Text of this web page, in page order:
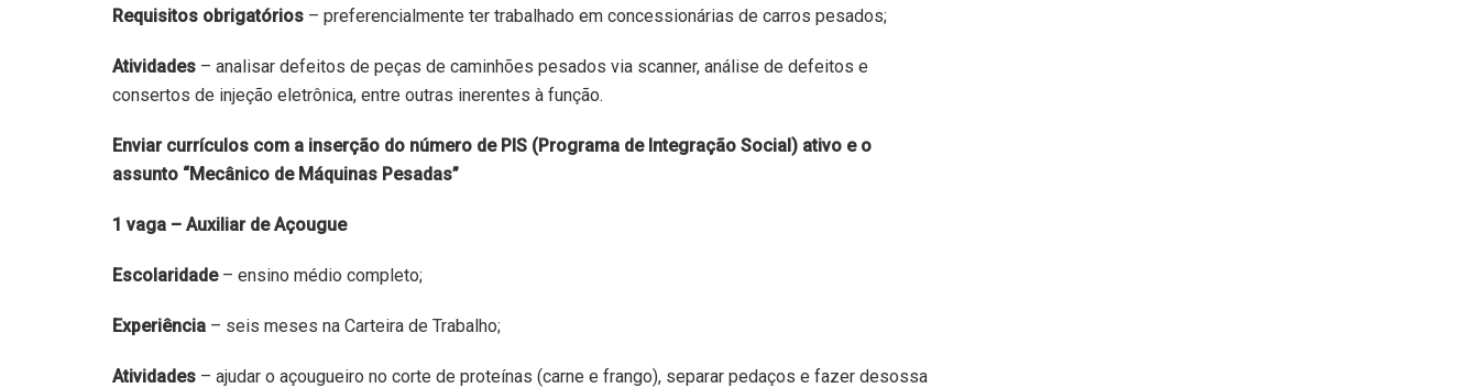
Requisitos obrigatórios – preferencialmente ter trabalhado em concessionárias de carros pesados;
Atividades – analisar defeitos de peças de caminhões pesados via scanner, análise de defeitos e
consertos de injeção eletrônica, entre outras inerentes à função.
Enviar currículos com a inserção do número de PIS (Programa de Integração Social) ativo e o
assunto “Mecânico de Máquinas Pesadas”
1 vaga – Auxiliar de Açougue
Escolaridade– ensino médio completo;
Experiência – seis meses na Carteira de Trabalho;
Atividades – ajudar o açougueiro no corte de proteínas (carne e frango), separar pedaços e fazer desossa